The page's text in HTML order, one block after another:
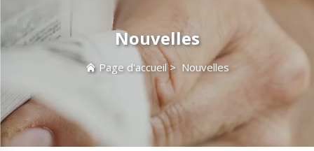
Nouvelles
Page d'accueil> Nouvelles